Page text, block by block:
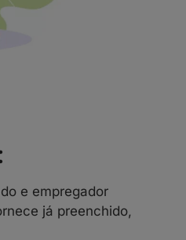
e empregador
já preenchido,